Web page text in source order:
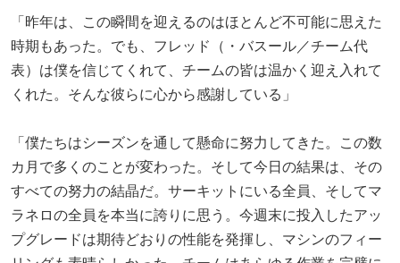
「昨年は、この瞬間を迎えるのはほとんど不可能に思えた
時期もあった。でも、フレッド（・バスール／チーム代
表）は僕を信じてくれて、チームの皆は温かく迎え入れて
くれた。そんな彼らに心から感謝している」
「僕たちはシーズンを通して懸命に努力してきた。この数
カ月で多くのことが変わった。そして今日の結果は、その
すべての努力の結晶だ。サーキットにいる全員、そしてマ
ラネロの全員を本当に誇りに思う。今週末に投入したアッ
プグレードは期待どおりの性能を発揮し、マシンのフィー